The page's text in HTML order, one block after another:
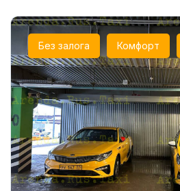
Без залога Комфорт